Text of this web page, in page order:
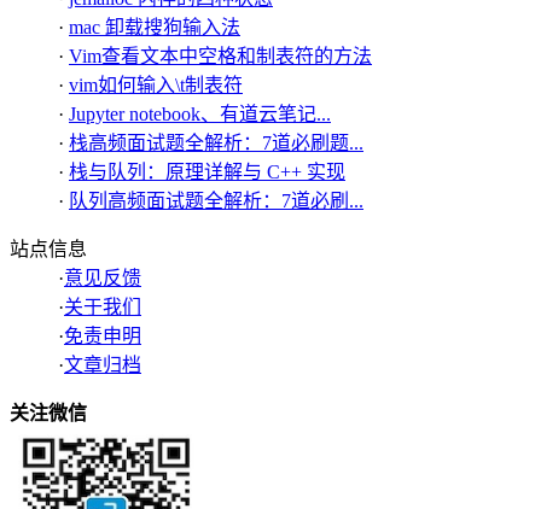
· mac 卸载搜狗输入法
· Vim查看文本中空格和制表符的方法
· vim如何输入\t制表符
· Jupyter notebook、有道云笔记...
· 栈高频面试题全解析：7道必刷题...
· 栈与队列：原理详解与 C++ 实现
· 队列高频面试题全解析：7道必刷...
站点信息
·意见反馈
·关于我们
·免责申明
·文章归档
关注微信